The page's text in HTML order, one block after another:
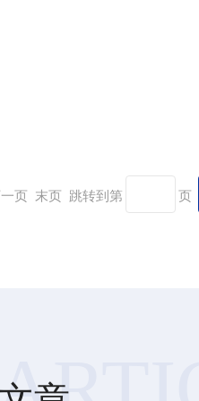
页 末页 跳转到第 页